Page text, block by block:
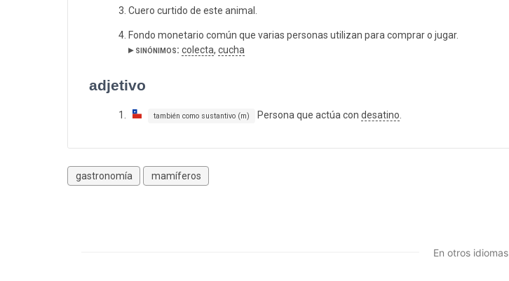
Cuero curtido de este animal.
Fondo monetario común que varias personas utilizan para comprar o jugar.
▸ sinónimos: colecta, cucha
adjetivo
también como sustantivo (m) Persona que actúa con desatino.
gastronomía mamíferos
En otros idiomas